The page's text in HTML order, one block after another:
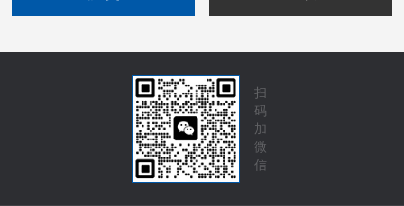
扫
码
加
微
信